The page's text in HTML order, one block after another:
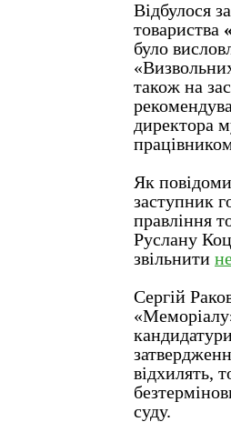
Відбулося
товариства
було
також на
директора
Як
заступник
правління
Руслану
звільнити
Сергій
відхилять,
суду.